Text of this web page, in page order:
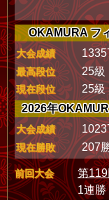
OKAMURA フ
大会成績
最高段位 25級
現在段位
25級
2026年
大会成績
現在勝敗 207
前回大会
第
1連勝